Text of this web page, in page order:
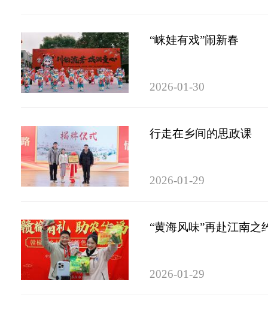
“崃娃有戏”闹新春
2026-01-30
行走在乡间的思政课
2026-01-29
“黄海风味”再赴江南之
2026-01-29